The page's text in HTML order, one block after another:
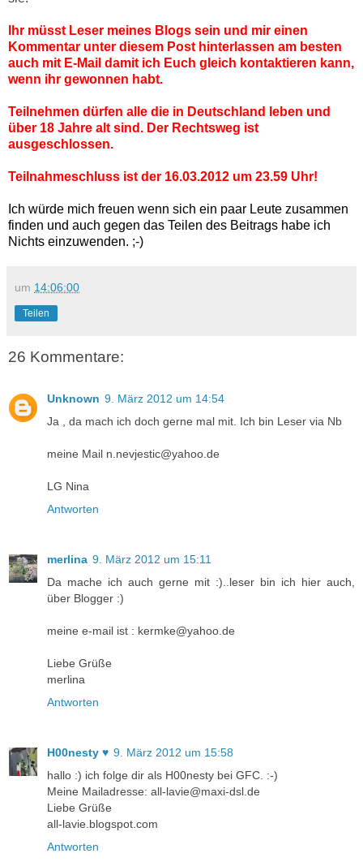
Ihr müsst Leser meines Blogs sein und mir einen
Kommentar unter diesem Post hinterlassen am besten
auch mit E-Mail damit ich Euch gleich kontaktieren kann,
wenn ihr gewonnen habt.
Teilnehmen dürfen alle die in Deutschland leben und
über 18 Jahre alt sind. Der Rechtsweg ist
ausgeschlossen.
Teilnahmeschluss ist der 16.03.2012 um 23.59 Uhr!
Ich würde mich freuen wenn sich ein paar Leute zusammen
finden und auch gegen das Teilen des Beitrags habe ich
Nichts einzuwenden. ;-)
um 14:06:00
Teilen
26 Kommentare:
Unknown 9. März 2012 um 14:54
Ja , da mach ich doch gerne mal mit. Ich bin Leser via Nb
meine Mail n.nevjestic@yahoo.de
LG Nina
Antworten
merlina 9. März 2012 um 15:11
Da mache ich auch gerne mit :)..leser bin ich hier auch,
über Blogger :)
meine e-mail ist : kermke@yahoo.de
Liebe Grüße
merlina
Antworten
H00nesty ♥ 9. März 2012 um 15:58
hallo :) ich folge dir als H00nesty bei GFC. :-)
Meine Mailadresse: all-lavie@maxi-dsl.de
Liebe Grüße
all-lavie.blogspot.com
Antworten